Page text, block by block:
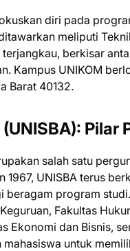
diri pada
meliputi
berkisar
Kampus UNIKOM
Barat 40132.
salah satu
UNISBA terus
program
Fakultas
Ekonomi dan Bisnis,
untuk